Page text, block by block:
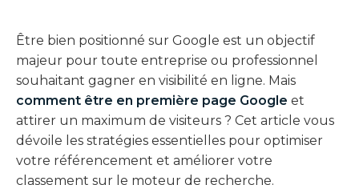
Être bien positionné sur Google est un objectif
majeur pour toute entreprise ou professionnel
souhaitant gagner en visibilité en ligne. Mais
comment être en première page Google et
attirer un maximum de visiteurs ? Cet article vous
dévoile les stratégies essentielles pour optimiser
votre référencement et améliorer votre
classement sur le moteur de recherche.